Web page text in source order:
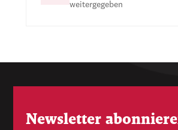
weitergegeben
Newsletter